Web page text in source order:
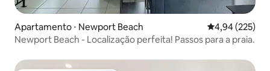
Apartamento ⋅ Newport Beach 4,94 de uma
4,94 (225)
Newport Beach - Localização perfeita! Passos para a praia.